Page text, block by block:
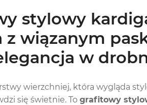
stylowy
z wiązanym
w
wierzchniej, która wygląda
się świetnie. To grafitowy